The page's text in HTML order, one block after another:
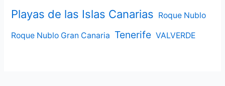
Playas de las Islas Canarias Roque Nublo
Roque Nublo Gran Canaria Tenerife VALVERDE